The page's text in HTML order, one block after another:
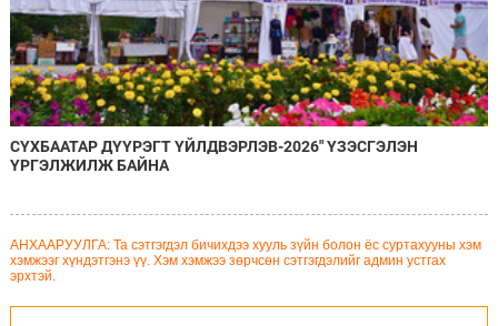
СҮХБААТАР ДҮҮРЭГТ ҮЙЛДВЭРЛЭВ-2026" ҮЗЭСГЭЛЭН
ҮРГЭЛЖИЛЖ БАЙНА
АНХААРУУЛГА: Та сэтгэгдэл бичихдээ хууль зүйн болон ёс суртахууны хэм
хэмжээг хүндэтгэнэ үү. Хэм хэмжээ зөрчсөн сэтгэгдэлийг админ устгах
эрхтэй.